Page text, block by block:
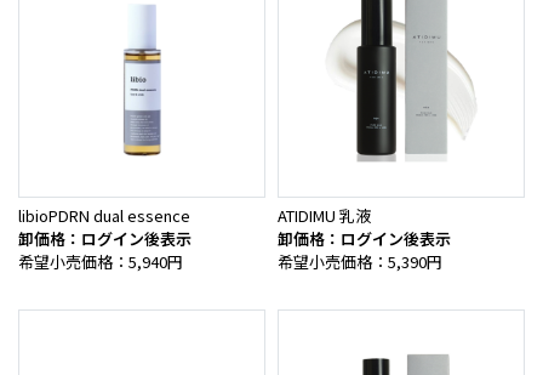
libioPDRN dual essence
卸価格：ログイン後表示
希望小売価格：5,940円
ATIDIMU 乳液
卸価格：ログイン後表示
希望小売価格：5,390円